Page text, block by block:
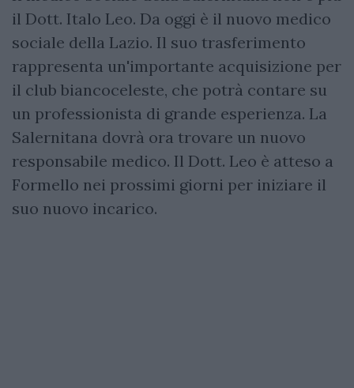
il Dott. Italo Leo. Da oggi è il nuovo medico
sociale della Lazio. Il suo trasferimento
rappresenta un'importante acquisizione per
il club biancoceleste, che potrà contare su
un professionista di grande esperienza. La
Salernitana dovrà ora trovare un nuovo
responsabile medico. Il Dott. Leo è atteso a
Formello nei prossimi giorni per iniziare il
suo nuovo incarico.